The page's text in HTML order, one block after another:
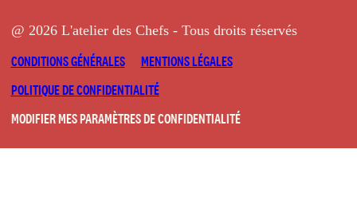
@ 2026 L'atelier des Chefs - Tous droits réservés
CONDITIONS GÉNÉRALES
MENTIONS LÉGALES
POLITIQUE DE CONFIDENTIALITÉ
MODIFIER MES PARAMÈTRES DE CONFIDENTIALITÉ